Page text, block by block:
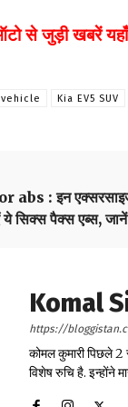
से जुड़ी खबरें
Kia EV5 SUV
: इन
सिक्स पैक्स एब्स, जानें
Komal
https://
कोमल कुमारी पिछले
विशेष रुचि है. इन्होंने